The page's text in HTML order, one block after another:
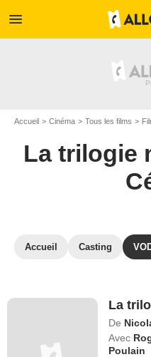
menu
Accueil Cinéma Tous les films
La trilogie
Accueil Casting
La
De
Avec
Poulain